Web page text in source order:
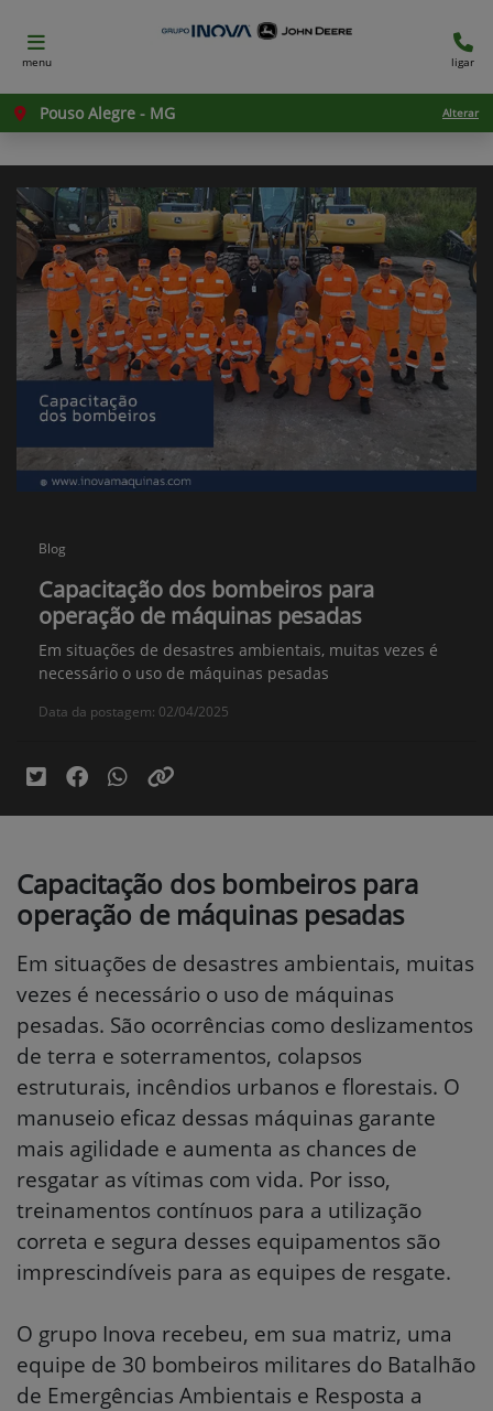
menu ligar
Pouso Alegre - MG Alterar
Blog
Capacitação dos bombeiros para
operação de máquinas pesadas
Em situações de desastres ambientais, muitas vezes é
necessário o uso de máquinas pesadas
Data da postagem: 02/04/2025
Capacitação dos bombeiros para
operação de máquinas pesadas
Em situações de desastres ambientais, muitas
vezes é necessário o uso de máquinas
pesadas. São ocorrências como deslizamentos
de terra e soterramentos, colapsos
estruturais, incêndios urbanos e florestais. O
manuseio eficaz dessas máquinas garante
mais agilidade e aumenta as chances de
resgatar as vítimas com vida. Por isso,
treinamentos contínuos para a utilização
correta e segura desses equipamentos são
imprescindíveis para as equipes de resgate.
O grupo Inova recebeu, em sua matriz, uma
equipe de 30 bombeiros militares do Batalhão
de Emergências Ambientais e Resposta a